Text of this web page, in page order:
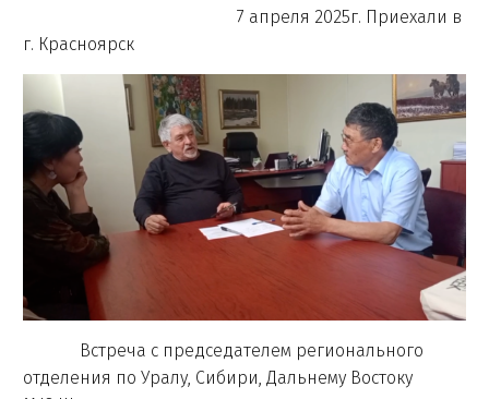
7 апреля 2025г. Приехали в
г. Красноярск
Встреча с председателем регионального
отделения по Уралу, Сибири, Дальнему Востоку